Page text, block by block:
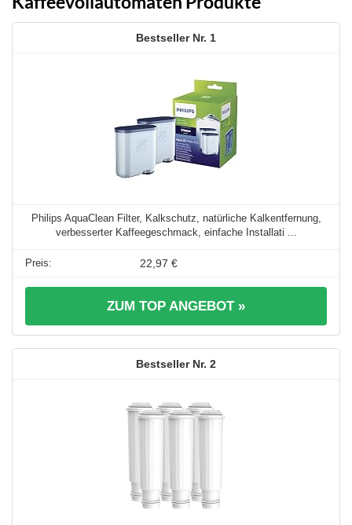
1
Philips AquaClean Filter, Kalkschutz, natürliche Kalkentfernung,
verbesserter Kaffeegeschmack, einfache Installati ...
22,97 €
ZUM TOP ANGEBOT »
2